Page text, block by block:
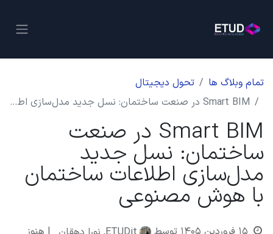
تمام وبلاگ ها
تحول دیجیتال
Smart BIM در صنعت ساختمان: نسل جدید مدل‌سازی اطلاعات ساختمان با هوش مصنوعی
Smart BIM در صنعت
ساختمان: نسل جدید
مدل‌سازی اطلاعات ساختمان
با هوش مصنوعی